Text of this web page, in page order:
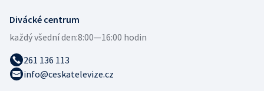
Divácké centrum
každý všední den:8:00—16:00 hodin
261 136 113
info@ceskatelevize.cz